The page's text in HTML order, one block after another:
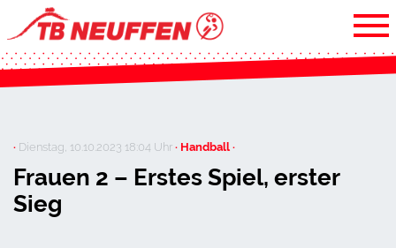
· Dienstag, 10.10.2023 18:04 Uhr· Handball ·
Frauen 2 – Erstes Spiel, erster
Sieg